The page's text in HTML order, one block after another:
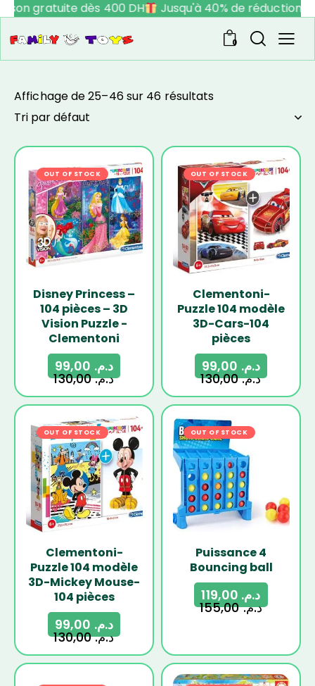
gratuite dès 400 DH Jusqu'à 40% de réduction
0
Affichage de 25–46 sur 46 résultats
OUT OF STOCK -24%
Disney Princess –
104 pièces – 3D
Vision Puzzle -
Clementoni
د.م.130,00
د.م.
OUT OF STOCK -24%
Clementoni-
Puzzle 104 modèle
3D-Cars-104
pièces
د.م.130,00
د.م.
OUT OF STOCK -24%
Clementoni-
Puzzle 104 modèle
3D-Mickey Mouse-
104 pièces
د.م.130,00
د.م.
OUT OF STOCK -23%
Puissance 4
Bouncing ball
د.م.155,00
د.م.